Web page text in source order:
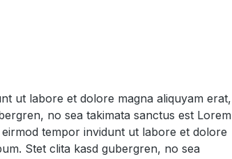
ut labore et dolore magna aliquyam erat,
no sea takimata sanctus est Lorem
tempor invidunt ut labore et dolore
Stet clita kasd gubergren, no sea